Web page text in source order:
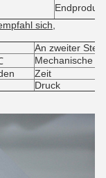
Endprodukt
sich,
An zweiter
Mechanische
Zeit
Druck